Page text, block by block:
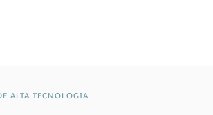
ALTA TECNOLOGIA